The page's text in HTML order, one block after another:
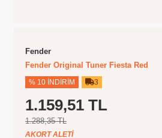
Fender
Fender Original Tuner Fiesta Red
% 10 İNDIRIM 3
1.159,51 TL
1.288,35 TL
AKORT ALETI